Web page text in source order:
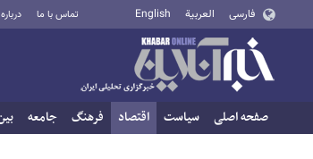
فارسی العربية English تماس با ما
صفحه اصلی سیاست اقتصاد فرهنگ جامعه